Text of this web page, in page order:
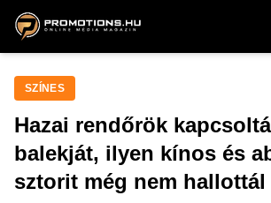
ZENE, FILM & KULT
SZÍNES
Hazai rendőrök
balekját, ilyen kínos és
sztorit még nem hallottál